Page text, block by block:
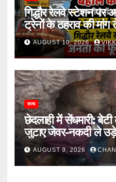
गिद्धौर रेलवे स्टेशन पर
ट्रेनों के ठहराव की मांग
उठी यात्रियों की आवाज
AUGUST 10, 2026
राज्य
छेदलाही में सेंधमारी:
जुटाए जेवर-नकदी ले उड़े
कोहराम
AUGUST 9, 2026